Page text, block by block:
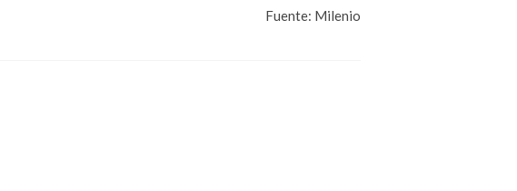
Fuente: Milenio